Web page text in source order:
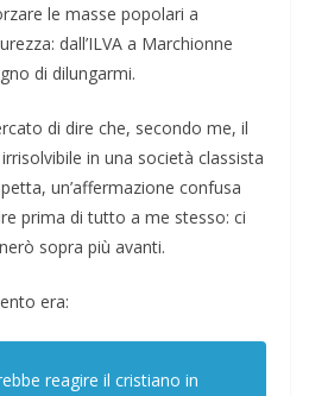
le masse popolari a
dall’ILVA a Marchionne
di dilungarmi.
di dire che, secondo me, il
in una società classista
un’affermazione confusa
prima di tutto a me stesso: ci
sopra più avanti.
era:
reagire il cristiano in